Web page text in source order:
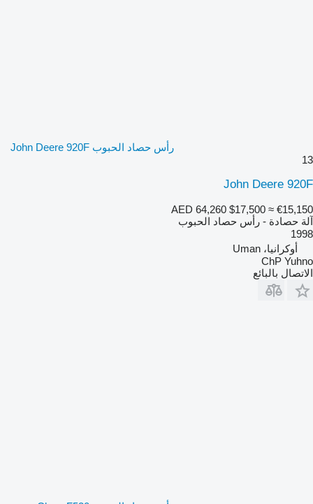
رأس حصاد الحبوب John Deere 920F
13
John Deere 920F
AED 64,260 $17,500 ≈ €15,150
آلة حصادة - رأس حصاد الحبوب
1998
أوكرانيا، Uman
ChP Yuhno
الاتصال بالبائع